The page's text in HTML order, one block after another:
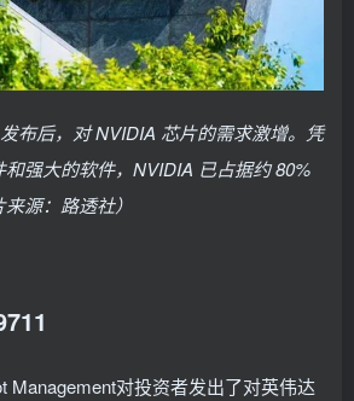
布后，对 NVIDIA 芯片的需求激增。凭
强大的软件，NVIDIA 已占据约 80%
源：路透社）
Management对投资者发出了对英伟达